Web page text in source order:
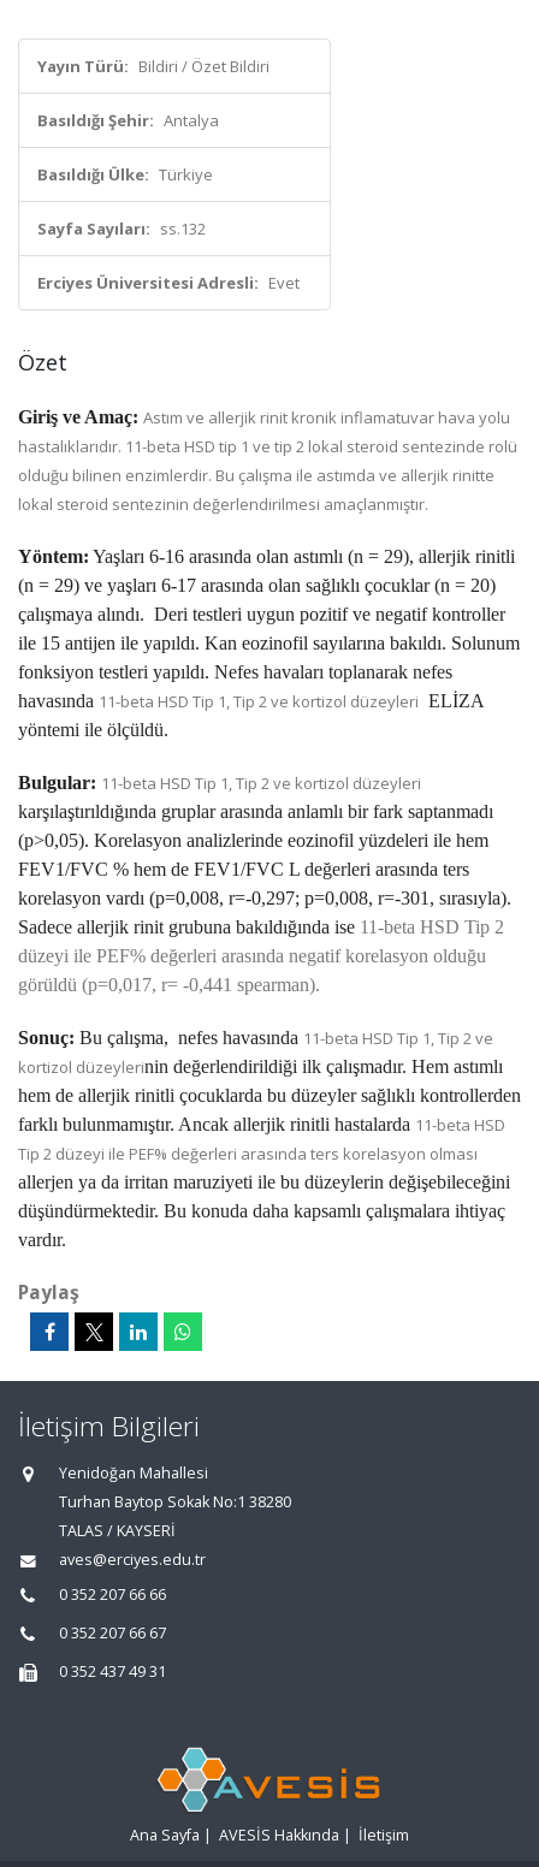
Yayın Türü: Bildiri / Özet Bildiri
Basıldığı Şehir: Antalya
Basıldığı Ülke: Türkiye
Sayfa Sayıları: ss.132
Erciyes Üniversitesi Adresli: Evet
Özet
Giriş ve Amaç: Astım ve allerjik rinit kronik inflamatuvar hava yolu
hastalıklarıdır. 11-beta HSD tip 1 ve tip 2 lokal steroid sentezinde rolü
olduğu bilinen enzimlerdir. Bu çalışma ile astımda ve allerjik rinitte
lokal steroid sentezinin değerlendirilmesi amaçlanmıştır.
Yöntem: Yaşları 6-16 arasında olan astımlı (n = 29), allerjik rinitli
(n = 29) ve yaşları 6-17 arasında olan sağlıklı çocuklar (n = 20)
çalışmaya alındı. Deri testleri uygun pozitif ve negatif kontroller
ile 15 antijen ile yapıldı. Kan eozinofil sayılarına bakıldı. Solunum
fonksiyon testleri yapıldı. Nefes havaları toplanarak nefes
havasında 11-beta HSD Tip 1, Tip 2 ve kortizol düzeyleri ELİZA
yöntemi ile ölçüldü.
Bulgular: 11-beta HSD Tip 1, Tip 2 ve kortizol düzeyleri
karşılaştırıldığında gruplar arasında anlamlı bir fark saptanmadı
(p>0,05). Korelasyon analizlerinde eozinofil yüzdeleri ile hem
FEV1/FVC % hem de FEV1/FVC L değerleri arasında ters
korelasyon vardı (p=0,008, r=-0,297; p=0,008, r=-301, sırasıyla).
Sadece allerjik rinit grubuna bakıldığında ise 11-beta HSD Tip 2
düzeyi ile PEF% değerleri arasında negatif korelasyon olduğu
görüldü (p=0,017, r= -0,441 spearman).
Sonuç: Bu çalışma, nefes havasında 11-beta HSD Tip 1, Tip 2 ve
kortizol düzeylerinin değerlendirildiği ilk çalışmadır. Hem astımlı
hem de allerjik rinitli çocuklarda bu düzeyler sağlıklı kontrollerden
farklı bulunmamıştır. Ancak allerjik rinitli hastalarda 11-beta HSD
Tip 2 düzeyi ile PEF% değerleri arasında ters korelasyon olması
allerjen ya da irritan maruziyeti ile bu düzeylerin değişebileceğini
düşündürmektedir. Bu konuda daha kapsamlı çalışmalara ihtiyaç
vardır.
Paylaş
İletişim Bilgileri
Yenidoğan Mahallesi
Turhan Baytop Sokak No:1 38280
TALAS / KAYSERİ
aves@erciyes.edu.tr
0 352 207 66 66
0 352 207 66 67
0 352 437 49 31
Ana Sayfa | AVESİS Hakkında | İletişim